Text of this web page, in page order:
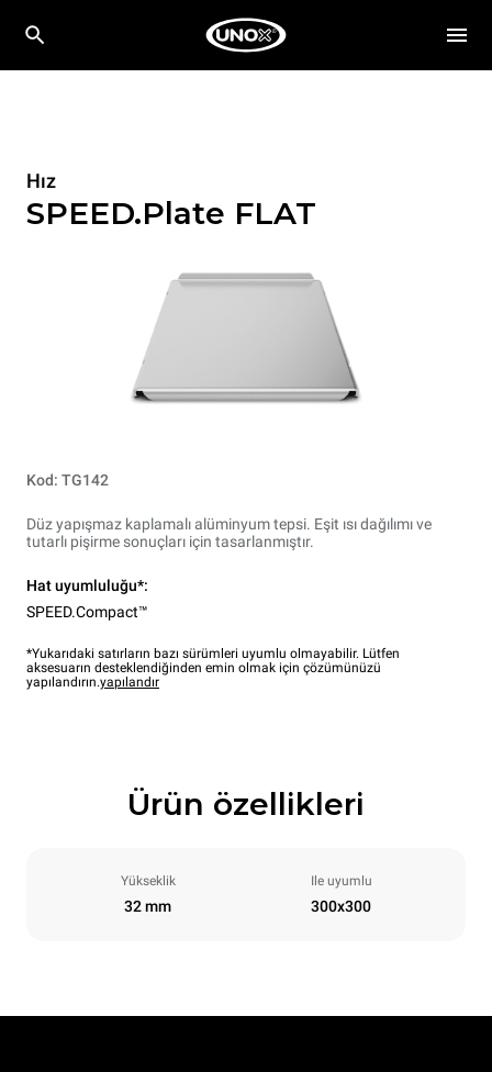
Hız
SPEED.Plate FLAT
Kod: TG142
Düz yapışmaz kaplamalı alüminyum tepsi. Eşit ısı dağılımı ve
tutarlı pişirme sonuçları için tasarlanmıştır.
Hat uyumluluğu*:
SPEED.Compact™
*Yukarıdaki satırların bazı sürümleri uyumlu olmayabilir. Lütfen
aksesuarın desteklendiğinden emin olmak için çözümünüzü
yapılandırın.yapılandır
Ürün özellikleri
Yükseklik
32 mm
Ile uyumlu
300x300